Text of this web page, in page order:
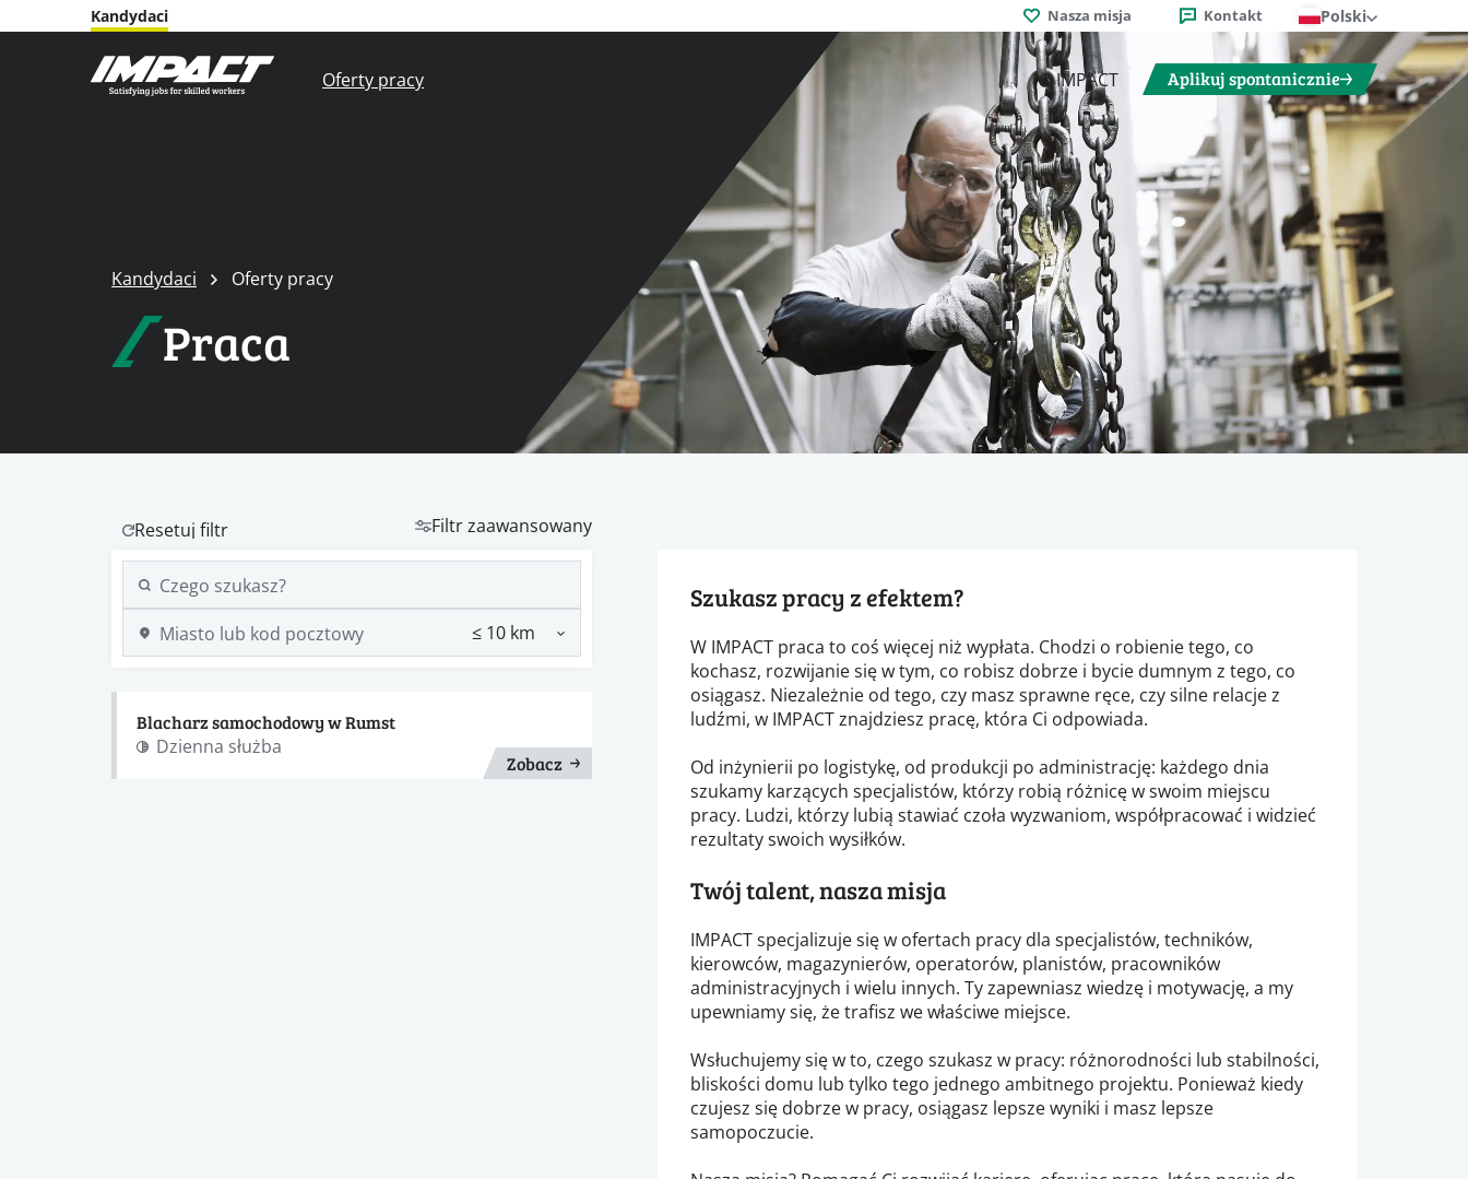
Kandydaci Nasza misja Kontakt Polski
Oferty pracy O IMPACT Aplikuj spontanicznie
Kandydaci Oferty pracy
Praca
Filtr zaawansowany
Blacharz samochodowy w Rumst
Dzienna służba
Zobacz
Szukasz pracy z efektem?
W IMPACT praca to coś więcej niż wypłata. Chodzi o robienie tego, co
kochasz, rozwijanie się w tym, co robisz dobrze i bycie dumnym z tego, co
osiągasz. Niezależnie od tego, czy masz sprawne ręce, czy silne relacje z
ludźmi, w IMPACT znajdziesz pracę, która Ci odpowiada.
Od inżynierii po logistykę, od produkcji po administrację: każdego dnia
szukamy karzących specjalistów, którzy robią różnicę w swoim miejscu
pracy. Ludzi, którzy lubią stawiać czoła wyzwaniom, współpracować i widzieć
rezultaty swoich wysiłków.
Twój talent, nasza misja
IMPACT specjalizuje się w ofertach pracy dla specjalistów, techników,
kierowców, magazynierów, operatorów, planistów, pracowników
administracyjnych i wielu innych. Ty zapewniasz wiedzę i motywację, a my
upewniamy się, że trafisz we właściwe miejsce.
Wsłuchujemy się w to, czego szukasz w pracy: różnorodności lub stabilności,
bliskości domu lub tylko tego jednego ambitnego projektu. Ponieważ kiedy
czujesz się dobrze w pracy, osiągasz lepsze wyniki i masz lepsze
samopoczucie.